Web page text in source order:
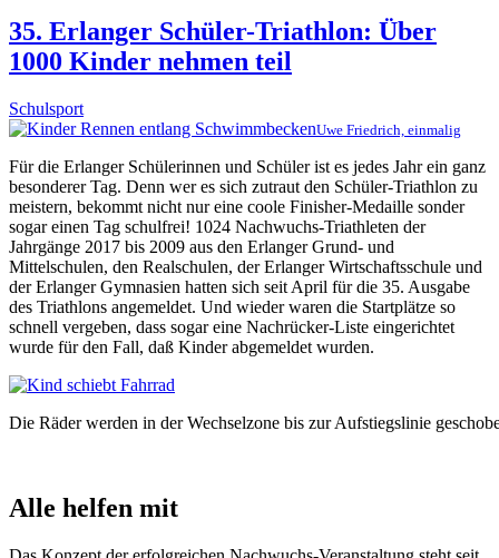
35. Erlanger Schüler-Triathlon: Über
1000 Kinder nehmen teil
Schulsport
Uwe Friedrich, einmalig
Für die Erlanger Schülerinnen und Schüler ist es jedes Jahr ein ganz
besonderer Tag. Denn wer es sich zutraut den Schüler-Triathlon zu
meistern, bekommt nicht nur eine coole Finisher-Medaille sonder
sogar einen Tag schulfrei! 1024 Nachwuchs-Triathleten der
Jahrgänge 2017 bis 2009 aus den Erlanger Grund- und
Mittelschulen, den Realschulen, der Erlanger Wirtschaftsschule und
der Erlanger Gymnasien hatten sich seit April für die 35. Ausgabe
des Triathlons angemeldet. Und wieder waren die Startplätze so
schnell vergeben, dass sogar eine Nachrücker-Liste eingerichtet
wurde für den Fall, daß Kinder abgemeldet wurden.
Die Räder werden in der Wechselzone bis zur Aufstiegslinie
Alle helfen mit